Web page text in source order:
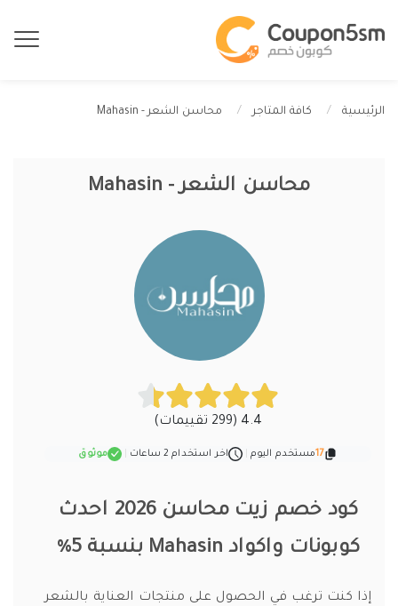
الرئيسية كافة المتاجر محاسن الشعر - Mahasin
محاسن الشعر - Mahasin
4.4 (299 تقييمات)
17مستخدم اليوم اخر استخدام 2 ساعات موثوق
كود خصم زيت محاسن 2026 احدث
كوبونات واكواد Mahasin بنسبة 5%
إذا كنت ترغب في الحصول على منتجات العناية بالشعر